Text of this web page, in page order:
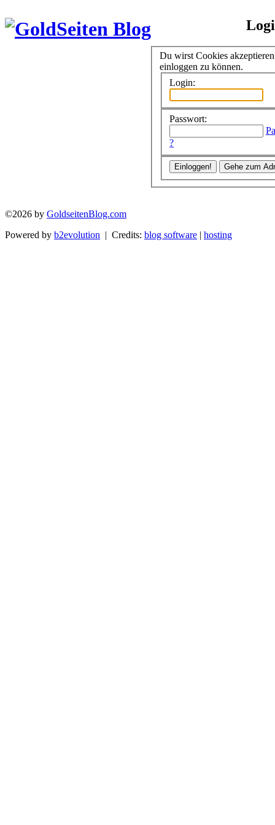
Du wirst Cookies
einloggen zu können.
Login:
Passwort:
?
©2026 by GoldseitenBlog.com
Powered by b2evolution | Credits: blog software | hosting